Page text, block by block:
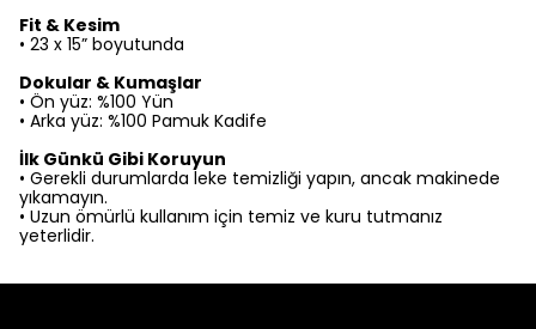
Fit & Kesim
• 23 x 15” boyutunda
Dokular & Kumaşlar
• Ön yüz: %100 Yün
• Arka yüz: %100 Pamuk Kadife
İlk Günkü Gibi Koruyun
• Gerekli durumlarda leke temizliği yapın, ancak makinede
yıkamayın.
• Uzun ömürlü kullanım için temiz ve kuru tutmanız
yeterlidir.